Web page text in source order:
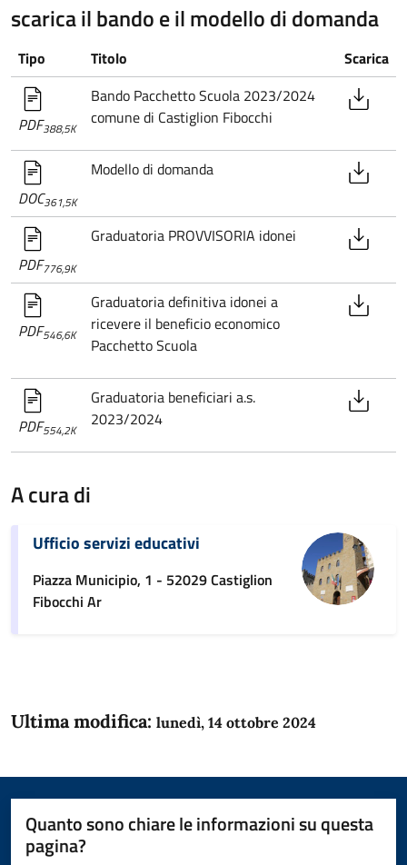
scarica il bando e il modello di domanda
Tipo Titolo Scarica
PDF388,5K
Bando Pacchetto Scuola 2023/2024
comune di Castiglion Fibocchi
DOC361,5K
Modello di domanda
PDF776,9K
Graduatoria PROVVISORIA idonei
PDF546,6K
Graduatoria definitiva idonei a
ricevere il beneficio economico
Pacchetto Scuola
PDF554,2K
Graduatoria beneficiari a.s.
2023/2024
A cura di
Ufficio servizi educativi
Piazza Municipio, 1 - 52029 Castiglion
Fibocchi Ar
Ultima modifica: lunedì, 14 ottobre 2024
Quanto sono chiare le informazioni su questa
pagina?